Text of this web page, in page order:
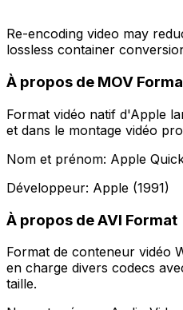
Re-encoding video may
lossless container
À propos de MOV
Format vidéo natif d'Apple
et dans le montage vidéo
Nom et prénom: Apple
Développeur: Apple (1991)
À propos de AVI Format
Format de conteneur vidéo
en charge divers codecs
taille.